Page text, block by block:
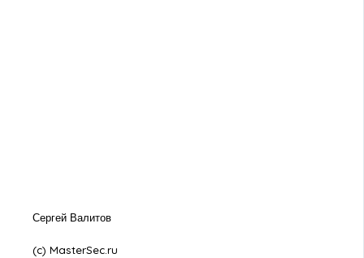
Сергей Валитов
(c) MasterSec.ru